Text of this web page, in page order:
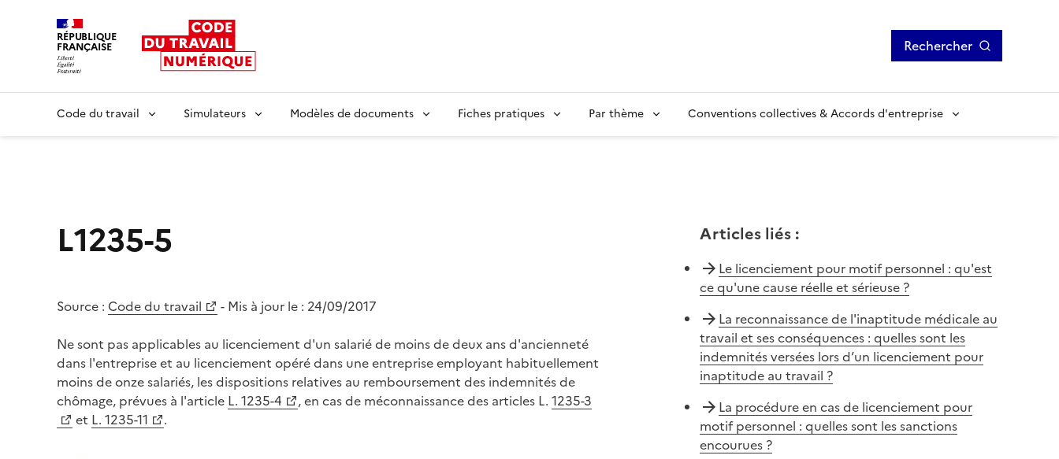
RÉPUBLIQUE
FRANÇAISE Rechercher
Code du travail Simulateurs Modèles de documents Fiches pratiques Par thème Conventions collectives & Accords d'entreprise
L1235-5
Source : Code du travail - Mis à jour le : 24/09/2017
Ne sont pas applicables au licenciement d'un salarié de moins de deux ans d'ancienneté
dans l'entreprise et au licenciement opéré dans une entreprise employant habituellement
moins de onze salariés, les dispositions relatives au remboursement des indemnités de
chômage, prévues à l'article L. 1235-4 , en cas de méconnaissance des articles L. 1235-3
et L. 1235-11 .
Articles liés:
Le licenciement pour motif personnel : qu'est
ce qu'une cause réelle et sérieuse ?
La reconnaissance de l'inaptitude médicale au
travail et ses conséquences : quelles sont les
indemnités versées lors d’un licenciement pour
inaptitude au travail ?
La procédure en cas de licenciement pour
motif personnel : quelles sont les sanctions
encourues ?